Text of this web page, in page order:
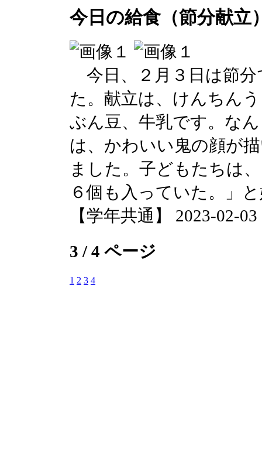
今日の給食（節分献立
今日、２月３日は節分
た。献立は、けんちん
ぶん豆、牛乳です。な
は、かわいい鬼の顔が
ました。子どもたちは
６個も入っていた。」
【学年共通】 2023-02-
3 / 4 ページ
1 2 3 4